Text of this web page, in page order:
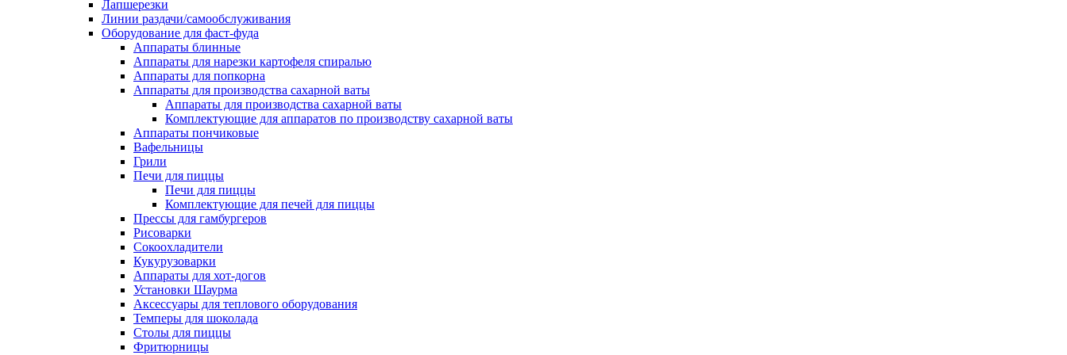
Лапшерезки
Линии раздачи/самообслуживания
Оборудование для фаст-фуда
Аппараты блинные
Аппараты для нарезки картофеля спиралью
Аппараты для попкорна
Аппараты для производства сахарной ваты
Аппараты для производства сахарной ваты
Комплектующие для аппаратов по производству сахарной ваты
Аппараты пончиковые
Вафельницы
Грили
Печи для пиццы
Печи для пиццы
Комплектующие для печей для пиццы
Прессы для гамбургеров
Рисоварки
Сокоохладители
Кукурузоварки
Аппараты для хот-догов
Установки Шаурма
Аксессуары для теплового оборудования
Темперы для шоколада
Столы для пиццы
Фритюрницы